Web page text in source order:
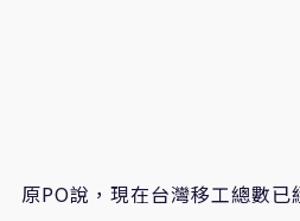
原PO說，現在台灣移工總數